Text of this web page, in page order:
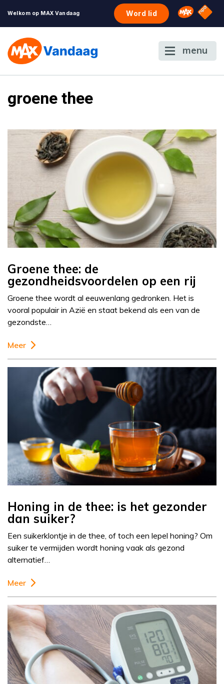
Welkom op MAX Vandaag Word lid Omroep
NPO
menu
groene thee
Groene thee: de
gezondheidsvoordelen op een rij
Groene thee wordt al eeuwenlang gedronken. Het is
vooral populair in Azië en staat bekend als een van de
gezondste…
Meer
Honing in de thee: is het gezonder
dan suiker?
Een suikerklontje in de thee, of toch een lepel honing? Om
suiker te vermijden wordt honing vaak als gezond
alternatief…
Meer